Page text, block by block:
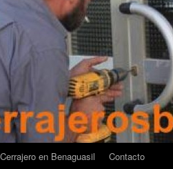
Cerrajero en Benaguasil Contacto